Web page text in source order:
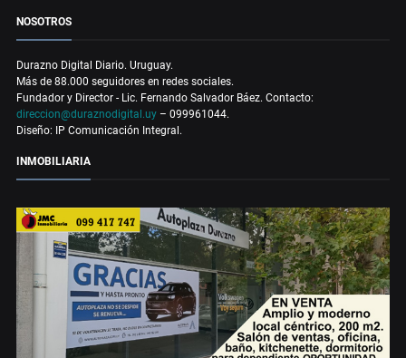
NOSOTROS
Durazno Digital Diario. Uruguay.
Más de 88.000 seguidores en redes sociales.
Fundador y Director - Lic. Fernando Salvador Báez. Contacto:
direccion@duraznodigital.uy – 099961044.
Diseño: IP Comunicación Integral.
INMOBILIARIA